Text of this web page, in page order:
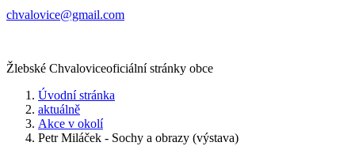
​​​​chvalovice@gmail.com
Žlebské Chvaloviceoficiální stránky obce
Úvodní stránka
aktuálně
Akce v okolí
Petr Miláček - Sochy a obrazy (výstava)